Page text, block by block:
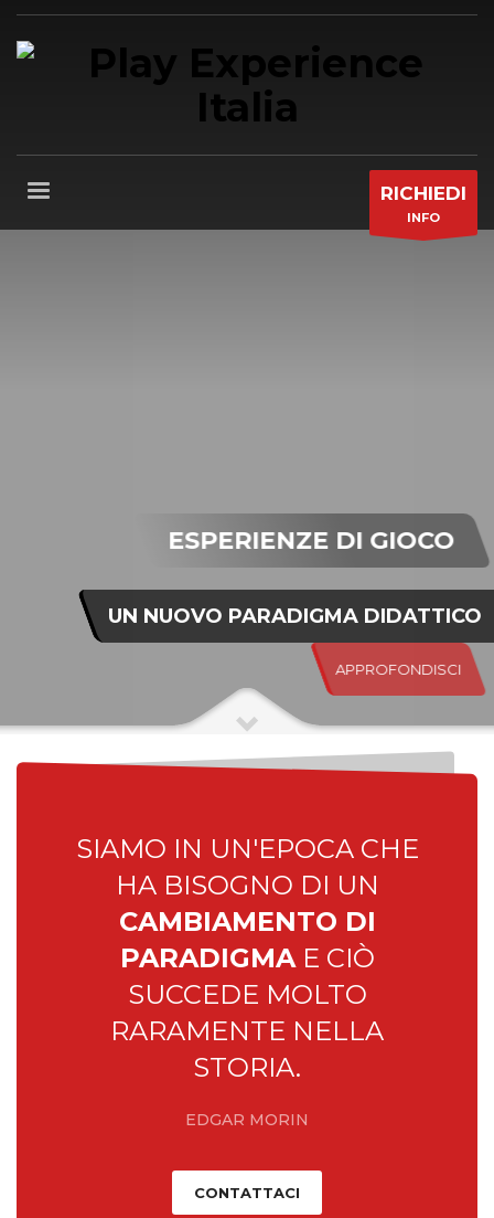
RICHIEDI
INFO
ESPERIENZE DI GIOCO
UN NUOVO PARADIGMA DIDATTICO
APPROFONDISCI
SIAMO IN UN'EPOCA CHE
HA BISOGNO DI UN
CAMBIAMENTO DI
PARADIGMAE CIÒ
SUCCEDE MOLTO
RARAMENTE NELLA
STORIA.
EDGAR MORIN
CONTATTACI